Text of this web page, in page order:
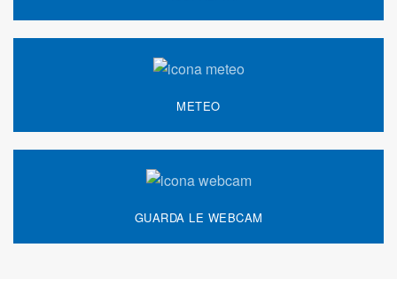
METEO
GUARDA LE WEBCAM